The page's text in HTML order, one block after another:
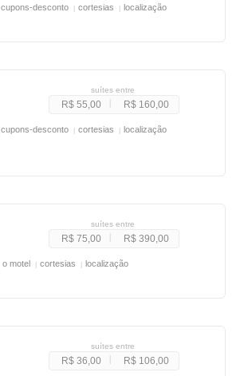
cupons-desconto cortesias localização
suítes entre
R$ 55,00 R$ 160,00
cupons-desconto cortesias localização
suítes entre
R$ 75,00 R$ 390,00
o motel cortesias localização
suítes entre
R$ 36,00 R$ 106,00